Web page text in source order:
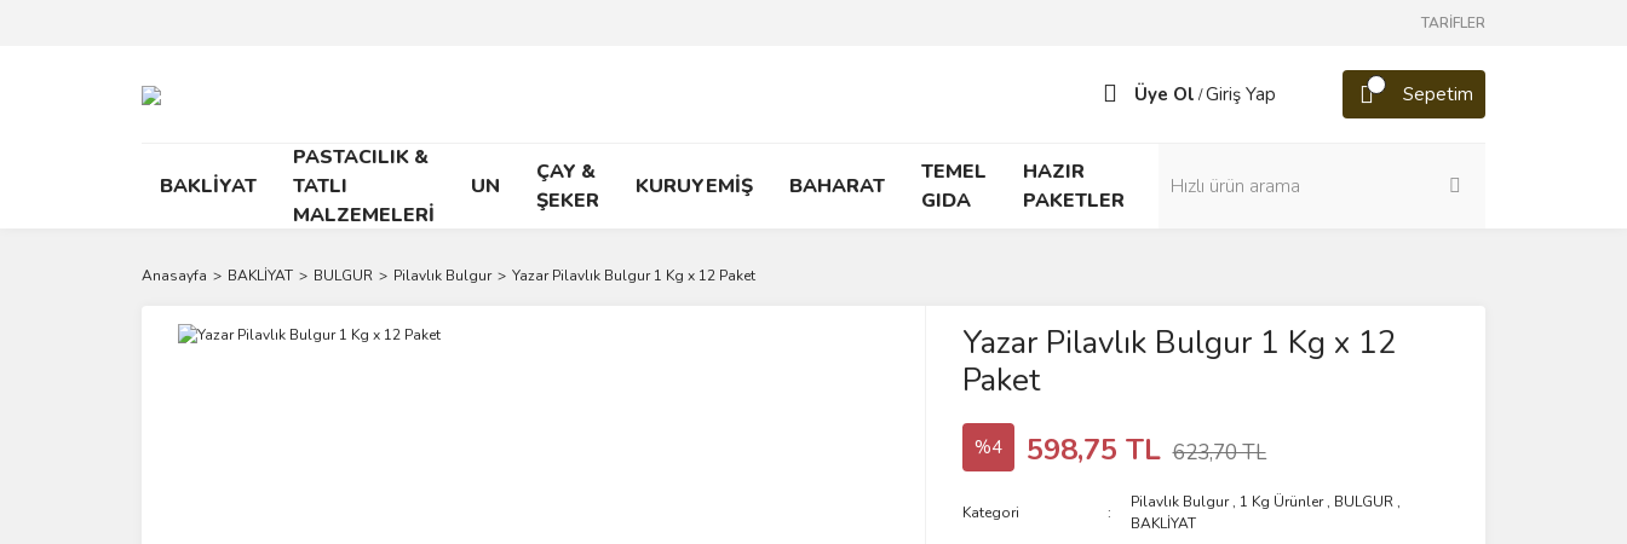
TARİFLER
Üye Ol /Giriş Yap Sepetim
BAKLİYAT
PASTACILIK &
TATLI
MALZEMELERİ
UN
ÇAY &
ŞEKER
KURUYEMİŞ BAHARAT
TEMEL
GIDA
HAZIR
PAKETLER
Anasayfa BAKLİYAT BULGUR Pilavlık Bulgur Yazar Pilavlık Bulgur 1 Kg x 12 Paket
Yazar Pilavlık Bulgur 1 Kg x 12
Paket
%4 598,75 TL 623,70 TL
Kategori
Pilavlık Bulgur, 1 Kg Ürünler, BULGUR ,
BAKLİYAT